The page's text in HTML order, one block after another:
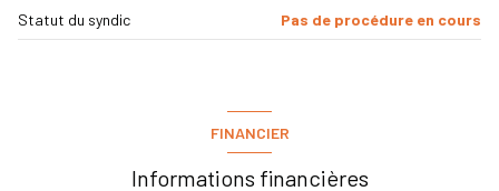
Statut du syndic Pas de procédure en cours
FINANCIER
Informations financières